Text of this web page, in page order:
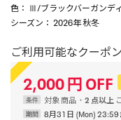
色 ： Ⅲ/ブラックバーガンデ
シーズン ： 2026年 秋冬
ご利用可能なクーポン
2,000円OFF
条件 対象商品 2 点以上
期間 8月31日 (Mon) 23:59